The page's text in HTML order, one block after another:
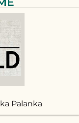
Palanka